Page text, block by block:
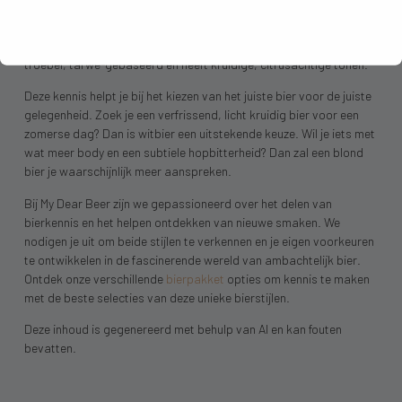
troebel, tarwe-gebaseerd en heeft kruidige, citrusachtige tonen.
Deze kennis helpt je bij het kiezen van het juiste bier voor de juiste
gelegenheid. Zoek je een verfrissend, licht kruidig bier voor een
zomerse dag? Dan is witbier een uitstekende keuze. Wil je iets met
wat meer body en een subtiele hopbitterheid? Dan zal een blond
bier je waarschijnlijk meer aanspreken.
Bij My Dear Beer zijn we gepassioneerd over het delen van
bierkennis en het helpen ontdekken van nieuwe smaken. We
nodigen je uit om beide stijlen te verkennen en je eigen voorkeuren
te ontwikkelen in de fascinerende wereld van ambachtelijk bier.
Ontdek onze verschillende bierpakket opties om kennis te maken
met de beste selecties van deze unieke bierstijlen.
Deze inhoud is gegenereerd met behulp van AI en kan fouten
bevatten.